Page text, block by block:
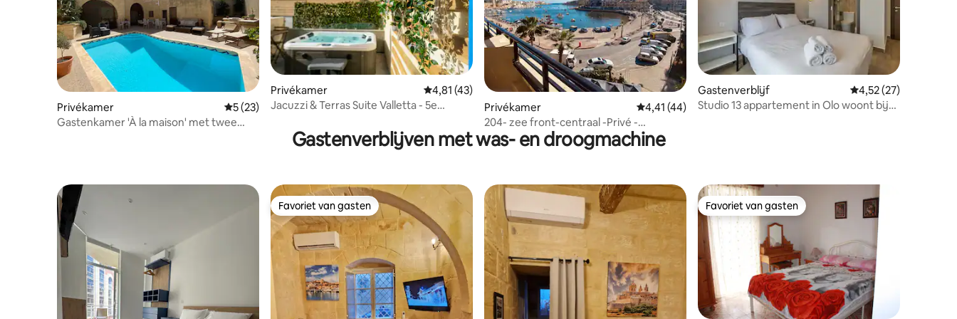
Privékamer Gemiddelde beoordeling van 5 op 5, 23 recensies
5 (23)
Gastenkamer 'À la maison' met twee
Privékamer Gemiddelde beoordeling van 4,81 op 5, 43 recensies
4,81 (43)
Jacuzzi & Terras Suite Valletta - 5e
Privékamer Gemiddelde beoordeling van 4,41 op 5, 44 recensies
4,41 (44)
204- zee front-centraal -Privé -
Marsaskala
Gastenverblijf Gemiddelde
4,52 (27)
Studio 13 appartement in Olo woont bij
Gastenverblijven met was- en droogmachine
Favoriet van gasten
Favoriet van gasten Favoriet van gasten
Favoriet van gasten